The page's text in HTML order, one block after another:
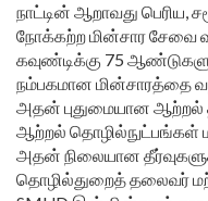
நாட்டின் ஆறாவது பெரிய,
நோக்கற்ற மின்சார சேவை
கவுண்டிக்கு 75
நம்பகமான மின்சாரத்தை
அதன் புதுமையான ஆற்றல்
ஆற்றல் தொழில்நுட்பங்கள்
அதன் நிலையான
தொழில்துறைத் தலைவர்